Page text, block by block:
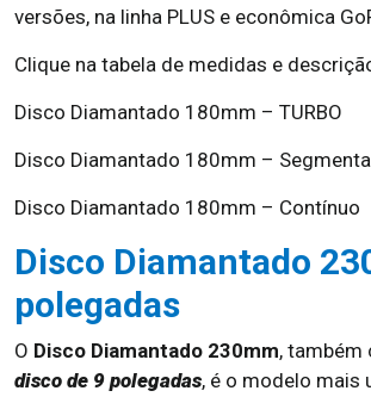
versões, na linha PLUS e econômica
Clique na tabela de medidas e
Disco Diamantado 180mm – TURBO
Disco Diamantado 180mm –
Disco Diamantado 180mm – Contínuo
Disco Diamantado
polegadas
O Disco Diamantado 230mm, também
disco de 9 polegadas, é o modelo mais